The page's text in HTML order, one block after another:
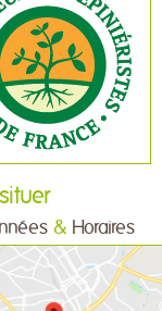
situer
& Horaires